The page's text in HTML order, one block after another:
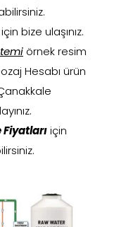
bize ulaşınız.
örnek resim
Hesabı ürün
için